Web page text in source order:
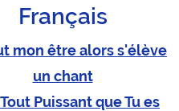
Français
mon être alors s'élève
un chant
Puissant que Tu es